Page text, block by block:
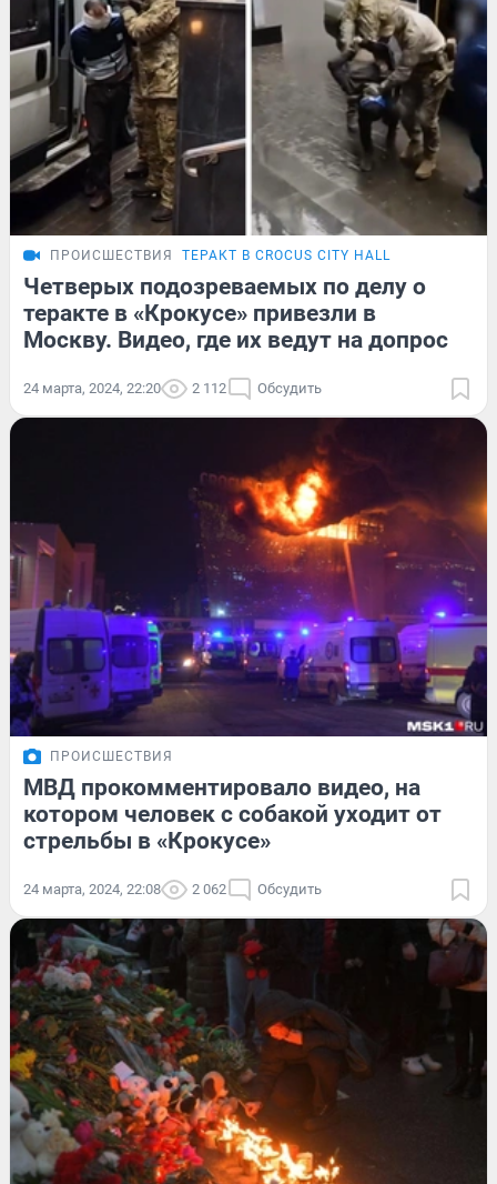
ПРОИСШЕСТВИЯ ТЕРАКТ В CROCUS CITY HALL
Четверых подозреваемых по делу о
теракте в «Крокусе» привезли в
Москву. Видео, где их ведут на допрос
24 марта, 2024, 22:20 2 112 Обсудить
ПРОИСШЕСТВИЯ
МВД прокомментировало видео, на
котором человек с собакой уходит от
стрельбы в «Крокусе»
24 марта, 2024, 22:08 2 062 Обсудить